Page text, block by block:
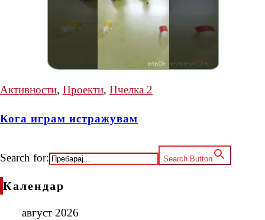
Активности, Проекти, Пчелка 2
Кога играм истражувам
Search for: Search Button
Календар
август 2026